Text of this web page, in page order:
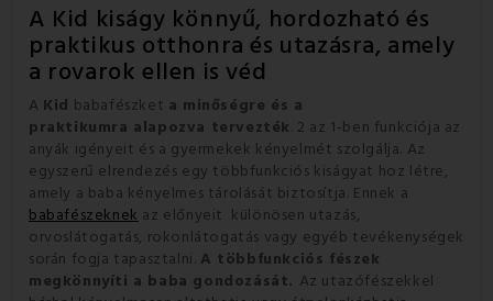
A Kid kiságy könnyű, hordozható és
praktikus otthonra és utazásra, amely
a rovarok ellen is véd
A Kid babafészket a minőségre és a
praktikumra alapozva tervezték. 2 az 1-ben funkciója az
anyák igényeit és a gyermekek kényelmét szolgálja. Az
egyszerű elrendezés egy többfunkciós kiságyat hoz létre,
amely a baba kényelmes tárolását biztosítja. Ennek a
babafészeknek az előnyeit különösen utazás,
orvoslátogatás, rokonlátogatás vagy egyéb tevékenységek
során fogja tapasztalni. A többfunkciós fészek
megkönnyíti a baba gondozását. Az utazófészekkel